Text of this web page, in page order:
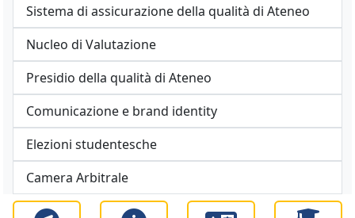
Sistema di assicurazione della qualità di Ateneo
Nucleo di Valutazione
Presidio della qualità di Ateneo
Comunicazione e brand identity
Elezioni studentesche
Camera Arbitrale